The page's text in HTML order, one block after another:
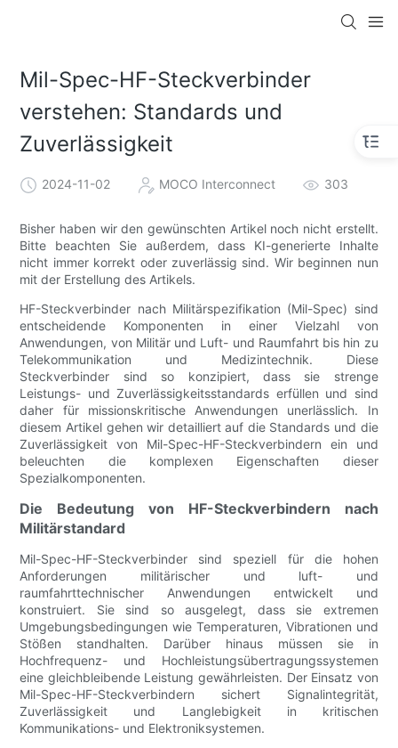
Mil-Spec-HF-Steckverbinder
verstehen: Standards und
Zuverlässigkeit
2024-11-02 MOCO Interconnect 303
Bisher haben wir den gewünschten Artikel noch nicht erstellt.
Bitte beachten Sie außerdem, dass KI-generierte Inhalte
nicht immer korrekt oder zuverlässig sind. Wir beginnen nun
mit der Erstellung des Artikels.
HF-Steckverbinder nach Militärspezifikation (Mil-Spec) sind
entscheidende Komponenten in einer Vielzahl von
Anwendungen, von Militär und Luft- und Raumfahrt bis hin zu
Telekommunikation und Medizintechnik. Diese
Steckverbinder sind so konzipiert, dass sie strenge
Leistungs- und Zuverlässigkeitsstandards erfüllen und sind
daher für missionskritische Anwendungen unerlässlich. In
diesem Artikel gehen wir detailliert auf die Standards und die
Zuverlässigkeit von Mil-Spec-HF-Steckverbindern ein und
beleuchten die komplexen Eigenschaften dieser
Spezialkomponenten.
Die Bedeutung von HF-Steckverbindern nach
Militärstandard
Mil-Spec-HF-Steckverbinder sind speziell für die hohen
Anforderungen militärischer und luft- und
raumfahrttechnischer Anwendungen entwickelt und
konstruiert. Sie sind so ausgelegt, dass sie extremen
Umgebungsbedingungen wie Temperaturen, Vibrationen und
Stößen standhalten. Darüber hinaus müssen sie in
Hochfrequenz- und Hochleistungsübertragungssystemen
eine gleichbleibende Leistung gewährleisten. Der Einsatz von
Mil-Spec-HF-Steckverbindern sichert Signalintegrität,
Zuverlässigkeit und Langlebigkeit in kritischen
Kommunikations- und Elektroniksystemen.